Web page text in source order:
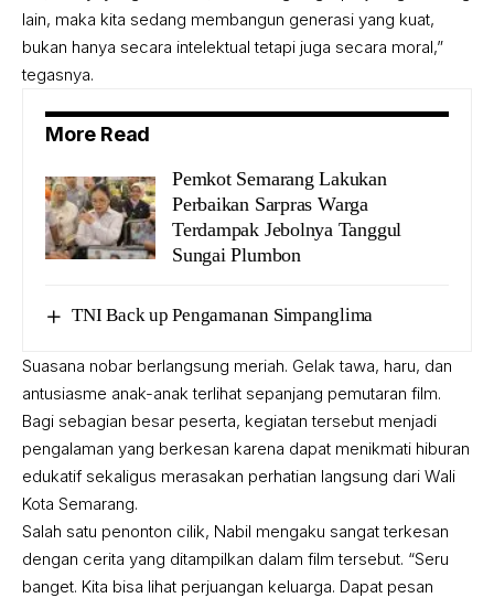
lain, maka kita sedang membangun generasi yang kuat,
bukan hanya secara intelektual tetapi juga secara moral,”
tegasnya.
More Read
Pemkot Semarang Lakukan
Perbaikan Sarpras Warga
Terdampak Jebolnya Tanggul
Sungai Plumbon
TNI Back up Pengamanan Simpanglima
Suasana nobar berlangsung meriah. Gelak tawa, haru, dan
antusiasme anak-anak terlihat sepanjang pemutaran film.
Bagi sebagian besar peserta, kegiatan tersebut menjadi
pengalaman yang berkesan karena dapat menikmati hiburan
edukatif sekaligus merasakan perhatian langsung dari Wali
Kota Semarang.
Salah satu penonton cilik, Nabil mengaku sangat terkesan
dengan cerita yang ditampilkan dalam film tersebut. “Seru
banget. Kita bisa lihat perjuangan keluarga. Dapat pesan